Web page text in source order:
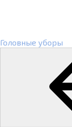
Головные уборы